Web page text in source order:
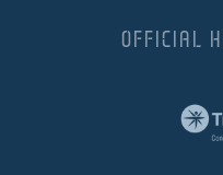
OFFICIAL